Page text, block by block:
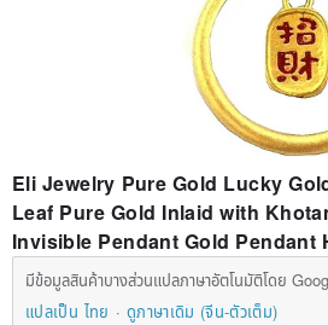
Eli Jewelry Pure Gold Lucky
Leaf Pure Gold Inlaid with
Invisible Pendant Gold Pendant
มีข้อมูลสินค้าบางส่วนแปลภาษาอัตโนมัติโดย
แปลเป็น ไทย
ดูภาษาเดิม (จีน-ตัวเต็ม)